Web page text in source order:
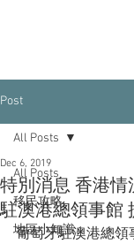
Post
All Posts
移民攻略
地區小知識
All Posts
特別消息 香港
駐澳港總領事館
Dec 6, 2019
葡萄牙駐澳港總